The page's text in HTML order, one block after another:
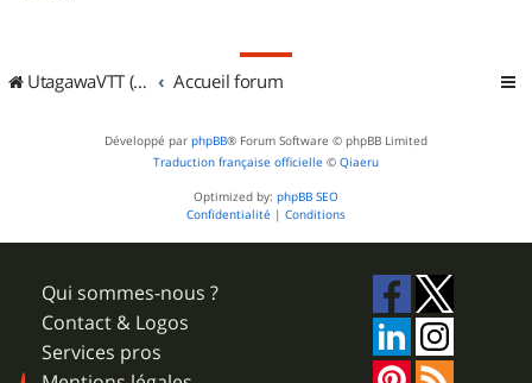
UtagawaVTT (Randos VTT et VTTAE avec traces GPS) Accueil forum
Développé par phpBB® Forum Software © phpBB Limited
Traduction française officielle © Qiaeru
Optimized by: phpBB SEO
Confidentialité | Conditions
Qui sommes-nous ?
Contact & Logos
Services pros